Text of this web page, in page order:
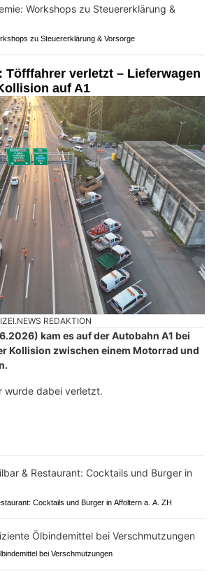
zu Steuererklärung & Vorsorge
Töfffahrer verletzt – Lieferwagen
auf A1
REDAKTION
kam es auf der Autobahn A1 bei
Kollision zwischen einem Motorrad und
wurde dabei verletzt.
Cocktails und Burger in Affoltern a. A. ZH
bei Verschmutzungen